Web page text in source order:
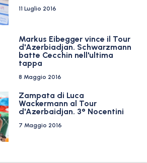
11 Luglio 2016
Markus Eibegger vince il Tour
d'Azerbiadjan. Schwarzmann
batte Cecchin nell'ultima
tappa
8 Maggio 2016
Zampata di Luca
Wackermann al Tour
d'Azerbaidjan. 3° Nocentini
7 Maggio 2016